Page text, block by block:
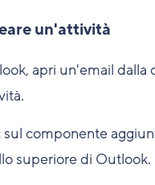
un'attività
apri un'email dalla
sul componente
superiore di Outlook.